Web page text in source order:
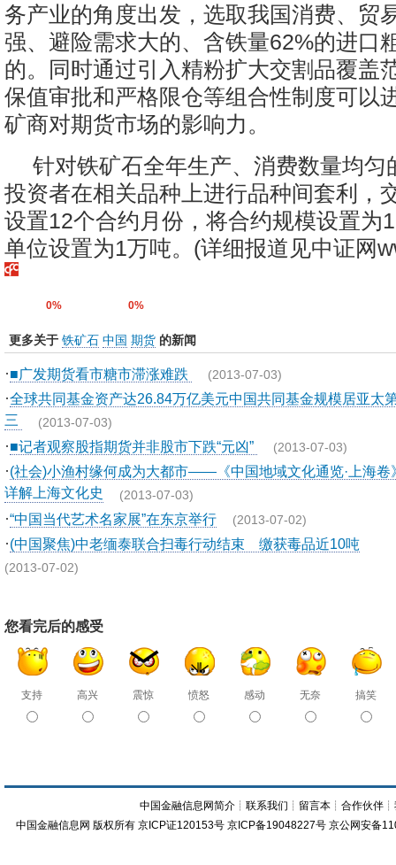
务产业的角度出发，选取我国消费、贸
强、避险需求大的、含铁量62%的进口
的。同时通过引入精粉扩大交割品覆盖
保值审批和严格限仓等组合性制度可以
矿商对期货市场的影响力。
针对铁矿石全年生产、消费数量均匀
投资者在相关品种上进行品种间套利，
设置12个合约月份，将合约规模设置为
单位设置为1万吨。(详细报道见中证网
0% 0%
更多关于 铁矿石 中国 期货 的新闻
·■广发期货看市糖市滞涨难跌 (2013-07-03)
·全球共同基金资产达26.84万亿美元中国共同基金规模居亚太
三 (2013-07-03)
·■记者观察股指期货并非股市下跌“元凶” (2013-07-03)
·(社会)小渔村缘何成为大都市——《中国地域文化通览·上海卷
详解上海文化史 (2013-07-03)
·“中国当代艺术名家展”在东京举行 (2013-07-02)
·(中国聚焦)中老缅泰联合扫毒行动结束 缴获毒品近10吨
(2013-07-02)
您看完后的感受
支持 高兴 震惊 愤怒 感动 无奈 搞笑
中国金融信息网简介 ┊联系我们 ┊ 留言本 ┊合作伙伴 ┊
中国金融信息网 版权所有 京ICP证120153号 京ICP备19048227号 京公网安备